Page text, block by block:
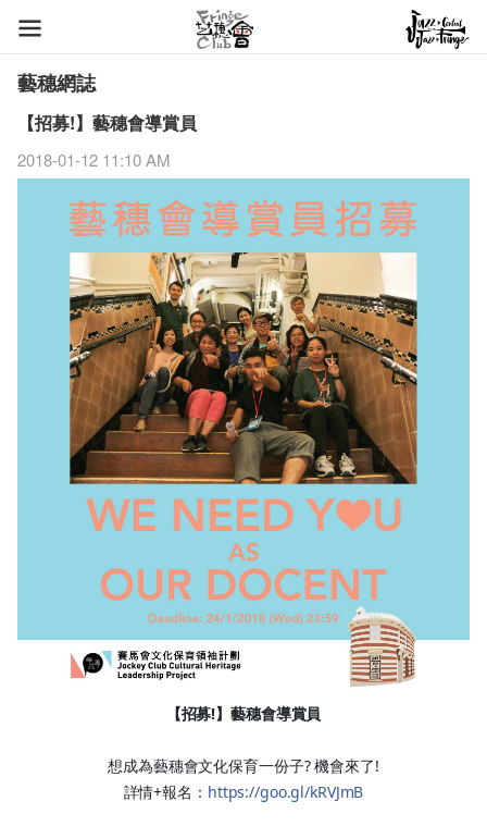
藝穗網誌
【招募!】藝穗會導賞員
2018-01-12 11:10 AM
【招募!】藝穗會導賞員
想成為藝穗會文化保育一份子? 機會來了!
詳情+報名： https://goo.gl/kRVJmB